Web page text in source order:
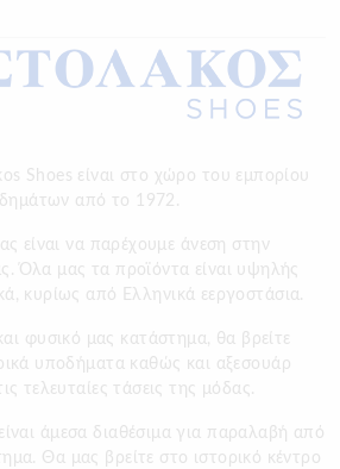
Shoes είναι στο χώρο του εμπορίου
από το 1972.
είναι να παρέχουμε άνεση στην
Όλα μας τα προϊόντα είναι υψηλής
κυρίως από Ελληνικά εεργοστάσια.
φυσικό μας κατάστημα, θα βρείτε
υποδήματα καθώς και αξεσουάρ
τελευταίες τάσεις της μόδας.
άμεσα διαθέσιμα για παραλαβή από
Θα μας βρείτε στο ιστορικό κέντρο